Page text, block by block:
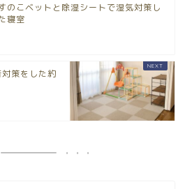
のこベットと除湿シートで湿気対策し
寝室
対策をした約